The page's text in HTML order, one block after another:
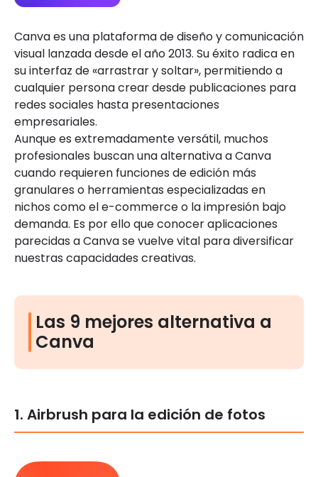
Canva es una plataforma de diseño y comunicación
visual lanzada desde el año 2013. Su éxito radica en
su interfaz de «arrastrar y soltar», permitiendo a
cualquier persona crear desde publicaciones para
redes sociales hasta presentaciones
empresariales.
Aunque es extremadamente versátil, muchos
profesionales buscan una alternativa a Canva
cuando requieren funciones de edición más
granulares o herramientas especializadas en
nichos como el e-commerce o la impresión bajo
demanda. Es por ello que conocer aplicaciones
parecidas a Canva se vuelve vital para diversificar
nuestras capacidades creativas.
Las 9 mejores alternativa a
Canva
1. Airbrush para la edición de fotos